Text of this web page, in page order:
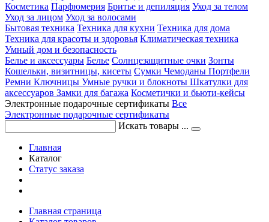
Косметика Парфюмерия Бритье и депиляция Уход за телом
Уход за лицом Уход за волосами
Бытовая техника Техника для кухни Техника для дома
Техника для красоты и здоровья Климатическая техника
Умный дом и безопасность
Белье и аксессуары Белье Солнцезащитные очки Зонты
Кошельки, визитницы, кисеты Сумки Чемоданы Портфели
Ремни Ключницы Умные ручки и блокноты Шкатулки для
аксессуаров Замки для багажа Косметички и бьюти-кейсы
Электронные подарочные сертификаты Все
Электронные подарочные сертификаты
Искать товары ...
Главная
Каталог
Статус заказа
Главная страница